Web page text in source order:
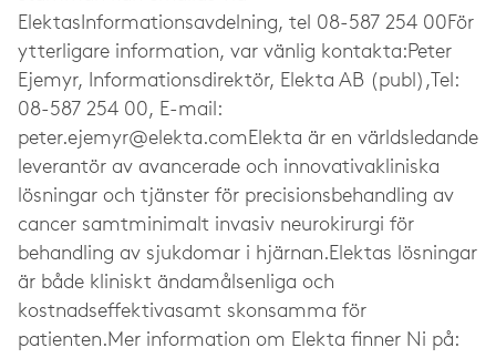
peter.ejemyr@elekta.comElekta är en världsledande
leverantör av avancerade och innovativakliniska
lösningar och tjänster för precisionsbehandling av
cancer samtminimalt invasiv neurokirurgi för
behandling av sjukdomar i hjärnan.Elektas lösningar
är både kliniskt ändamålsenliga och
kostnadseffektivasamt skonsamma för
patienten.Mer information om Elekta finner Ni på: